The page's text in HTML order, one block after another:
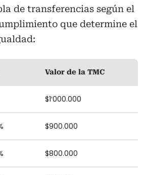
de transferencias según el
que determine el
Valor de la TMC
$1′000.000
$900.000
$800.000